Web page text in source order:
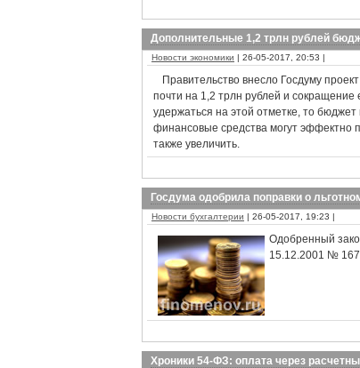
Дополнительные 1,2 трлн рублей
Новости экономики | 26-05-2017, 20:53 |
Правительство внесло Госдуму
почти на 1,2 трлн рублей и
удержаться на этой отметке, то
финансовые средства могут эффектно
также увеличить.
Госдума одобрила поправки о
Новости бухгалтерии | 26-05-2017, 19:23 |
Одобренный
15.12.2001 №
Хроники 54-ФЗ: оплата через